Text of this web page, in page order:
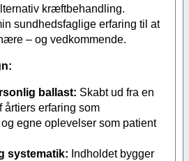
kræftbehandling.
sundhedsfaglige erfaring til at
– og vedkommende.
ballast: Skabt ud fra en
årtiers erfaring som
egne oplevelser som patient
systematik: Indholdet bygger